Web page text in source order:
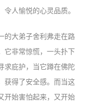
人愉悦的心灵品质。
的大弟子舍利弗走在路
它非常惊慌，一头扑下
求庇护，当它蹲在佛陀
获得了安全感。而当这
开始害怕起来，又开始